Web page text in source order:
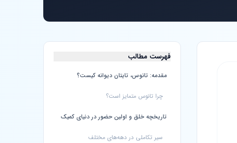
فهرست مطالب
مقدمه: تانوس، تایتان دیوانه کیست؟
چرا تانوس متمایز است؟
تاریخچه خلق و اولین حضور در دنیای کمیک
سیر تکاملی در دهه‌های مختلف